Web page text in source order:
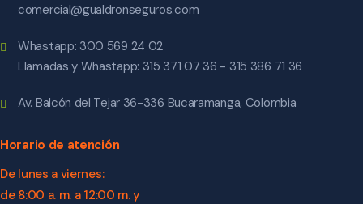
comercial@gualdronseguros.com
Whastapp: 300 569 24 02
Llamadas y Whastapp: 315 371 07 36 - 315 386 71 36
Av. Balcón del Tejar 36-336 Bucaramanga, Colombia
Horario de atención
De lunes a viernes:
de 8:00 a. m. a 12:00 m. y